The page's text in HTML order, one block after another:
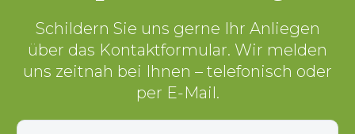
Schildern Sie uns gerne Ihr Anliegen
über das Kontaktformular. Wir melden
uns zeitnah bei Ihnen – telefonisch oder
per E-Mail.